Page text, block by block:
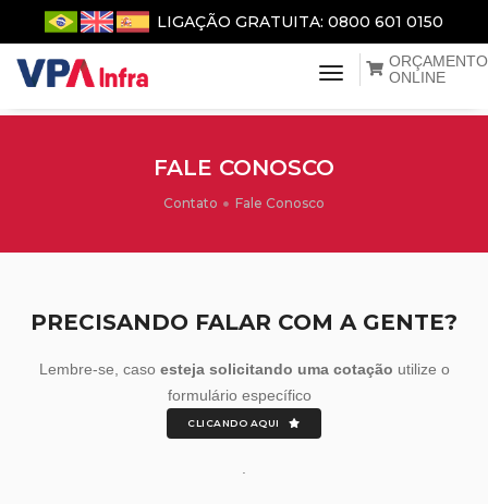
LIGAÇÃO GRATUITA: 0800 601 0150
menu de
ORÇAMENTO
ONLINE
FALE CONOSCO
Contato Fale Conosco
PRECISANDO FALAR COM A GENTE?
Lembre-se, caso esteja solicitando uma cotação utilize o
formulário específico
CLICANDO AQUI